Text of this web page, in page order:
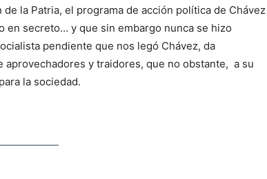
la Patria, el programa de acción política de Chávez
en secreto… y que sin embargo nunca se hizo
pendiente que nos legó Chávez, da
aprovechadores y traidores, que no obstante, a su
la sociedad.